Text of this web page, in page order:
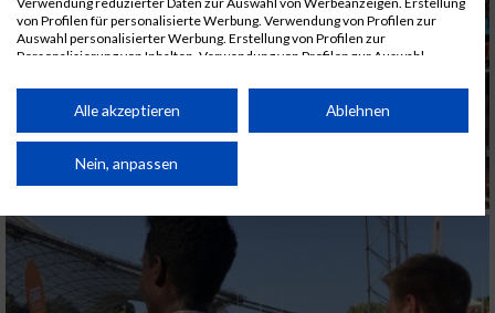
von Profilen für personalisierte Werbung. Verwendung von Profilen zur
Auswahl personalisierter Werbung. Erstellung von Profilen zur
Personalisierung von Inhalten. Verwendung von Profilen zur Auswahl
Performance von Inhalten. Analyse von Zielgruppen durch Statistiken oder
Kombinationen von Daten aus verschiedenen Quellen. Entwicklung und
von Inhalten.
Daten können außerhalb der Europäischen Union weitergegeben und in die
Website/App.
Partnerliste anzeigen (1 IAB-Anbieter)
Wir nutzen Ihre Daten für folgende Zwecke:
Alle akzeptieren Ablehnen
Nein, anpassen